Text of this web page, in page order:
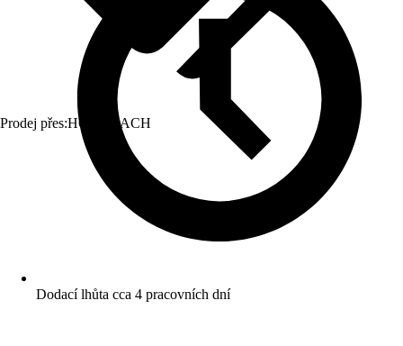
Prodej přes:HORNBACH
Dodací lhůta cca 4 pracovních dní